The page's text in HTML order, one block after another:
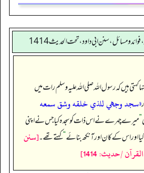
و مسائل، سنن ابي داود ، تحت الحديث 1414
کہتی ہیں کہ رسول اللہ صلی اللہ علیہ وسلم رات میں
«سجد وجهي للذي خلقه وشق سمعه
”میرے چہرے نے اس ذات کو سجدہ کیا جس نے اپنی
اور اس کے کان اور آنکھ بنائے“کہتے تھے۔[سنن
/حدیث: 1414]